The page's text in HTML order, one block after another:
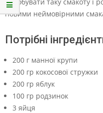
новими неймовірними
Потрібні
200 г манної крупи
200 гр кокосової стружки
200 гр яблук
100 гр родзинок
3 яйця